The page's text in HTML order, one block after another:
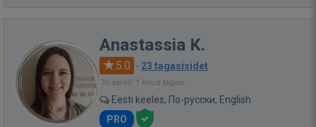
Anastassia K.
5.0 · 23 tagasisidet
Oli saidil: 1 kuud tagasi
Eesti keeles, По-русски, English
PRO